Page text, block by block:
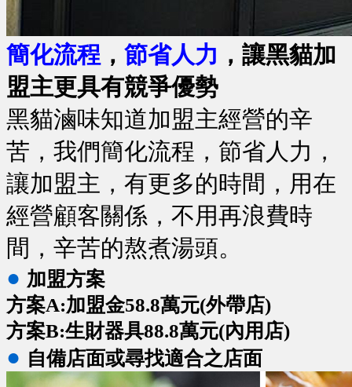
簡化流程 ， 節省人力 ，讓黑貓加
盟主更具有競爭優勢
黑貓滷味知道加盟主經營的辛
苦，我們簡化流程，節省人力，
讓加盟主，有更多的時間，用在
經營顧客關係，不用再浪費時
間，辛苦的熬煮湯頭。
● 加盟方案
方案A:加盟金58.8萬元(外帶店)
方案B:生財器具88.8萬元(內用店)
● 自備店面或尋找適合之店面